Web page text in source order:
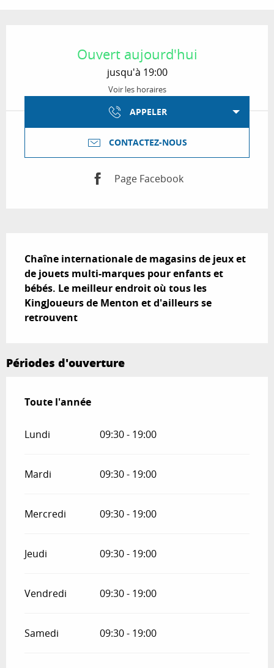
Ouvert aujourd'hui
jusqu'à 19:00
Voir les horaires
APPELER
CONTACTEZ-NOUS
Page Facebook
Chaîne internationale de magasins de jeux et
de jouets multi-marques pour enfants et
bébés. Le meilleur endroit où tous les
KingJoueurs de Menton et d'ailleurs se
retrouvent
Périodes d'ouverture
Toute l'année
Toute l'année
Lundi 09:30 - 19:00
Mardi 09:30 - 19:00
Mercredi 09:30 - 19:00
Jeudi 09:30 - 19:00
Vendredi 09:30 - 19:00
Samedi 09:30 - 19:00